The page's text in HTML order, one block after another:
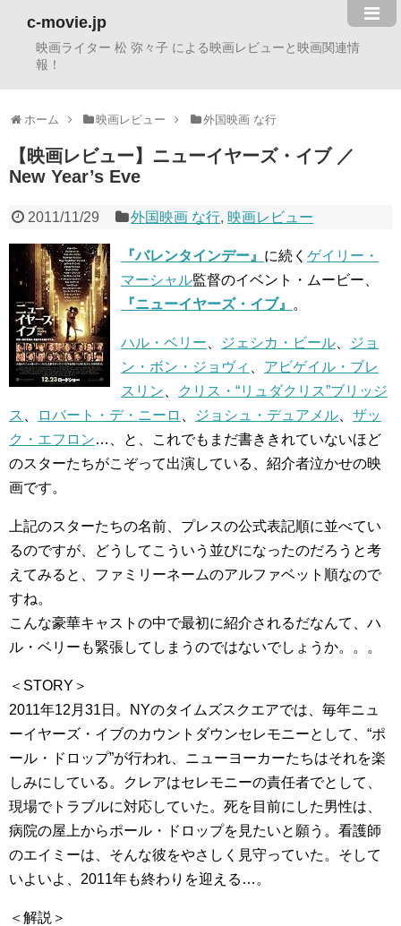
c-movie.jp
映画ライター 松 弥々子 による映画レビューと映画関連情
報！
ホーム 映画レビュー 外国映画 な行
【映画レビュー】ニューイヤーズ・イブ ／
New Year’s Eve
2011/11/29 外国映画 な行, 映画レビュー
『バレンタインデー』 に続く ゲイリー・
マーシャル監督のイベント・ムービー、
『ニューイヤーズ・イブ』
。
ハル・ベリー ジェシカ・ビール
ジョ
ン・ボン・ジョヴィ
アビゲイル・ブレ
スリン
クリス・“リュダクリス”ブリッジ
ス
ロバート・デ・ニーロ ジョシュ・デュアメル
ザッ
ク・エフロン…、と、これでもまだ書ききれていないほど
のスターたちがこぞって出演している、紹介者泣かせの映
画です。
上記のスターたちの名前、プレスの公式表記順に並べてい
るのですが、どうしてこういう並びになったのだろうと考
えてみると、ファミリーネームのアルファベット順なので
すね。
こんな豪華キャストの中で最初に紹介されるだなんて、ハ
ル・ベリーも緊張してしまうのではないでしょうか。。。
＜STORY＞
2011年12月31日。NYのタイムズスクエアでは、毎年ニュ
ーイヤーズ・イブのカウントダウンセレモニーとして、“ポ
ール・ドロップ”が行われ、ニューヨーカーたちはそれを楽
しみにしている。クレアはセレモニーの責任者でとして、
現場でトラブルに対応していた。死を目前にした男性は、
病院の屋上からポール・ドロップを見たいと願う。看護師
のエイミーは、そんな彼をやさしく見守っていた。そして
いよいよ、2011年も終わりを迎える…。
＜解説＞